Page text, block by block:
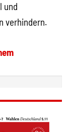
und
verhindern.